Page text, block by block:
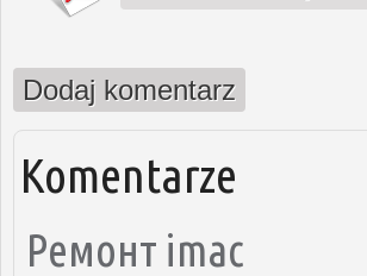
Dodaj komentarz
Komentarze
Ремонт imac